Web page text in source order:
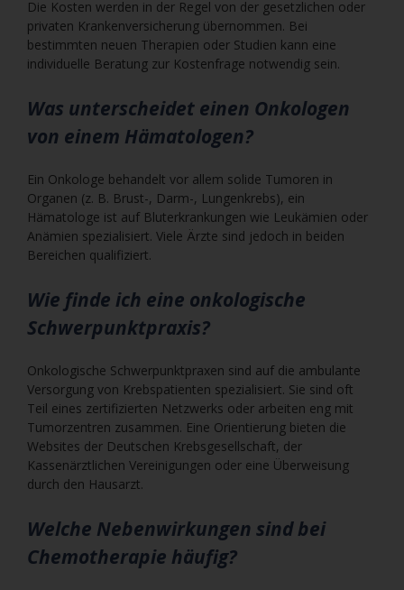
Die Kosten werden in der Regel von der gesetzlichen oder
privaten Krankenversicherung übernommen. Bei
bestimmten neuen Therapien oder Studien kann eine
individuelle Beratung zur Kostenfrage notwendig sein.
Was unterscheidet einen Onkologen
von einem Hämatologen?
Ein Onkologe behandelt vor allem solide Tumoren in
Organen (z. B. Brust-, Darm-, Lungenkrebs), ein
Hämatologe ist auf Bluterkrankungen wie Leukämien oder
Anämien spezialisiert. Viele Ärzte sind jedoch in beiden
Bereichen qualifiziert.
Wie finde ich eine onkologische
Schwerpunktpraxis?
Onkologische Schwerpunktpraxen sind auf die ambulante
Versorgung von Krebspatienten spezialisiert. Sie sind oft
Teil eines zertifizierten Netzwerks oder arbeiten eng mit
Tumorzentren zusammen. Eine Orientierung bieten die
Websites der Deutschen Krebsgesellschaft, der
Kassenärztlichen Vereinigungen oder eine Überweisung
durch den Hausarzt.
Welche Nebenwirkungen sind bei
Chemotherapie häufig?